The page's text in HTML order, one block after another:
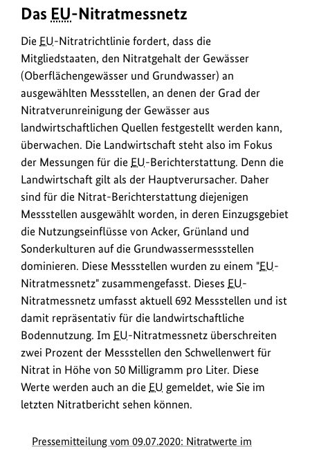
Das EU-Nitratmessnetz
Die EU-Nitratrichtlinie fordert, dass die
Mitgliedstaaten, den Nitratgehalt der Gewässer
(Oberflächengewässer und Grundwasser) an
ausgewählten Messstellen, an denen der Grad der
Nitratverunreinigung der Gewässer aus
landwirtschaftlichen Quellen festgestellt werden kann,
überwachen. Die Landwirtschaft steht also im Fokus
der Messungen für die EU-Berichterstattung. Denn die
Landwirtschaft gilt als der Hauptverursacher. Daher
sind für die Nitrat-Berichterstattung diejenigen
Messstellen ausgewählt worden, in deren Einzugsgebiet
die Nutzungseinflüsse von Acker, Grünland und
Sonderkulturen auf die Grundwassermessstellen
dominieren. Diese Messstellen wurden zu einem "EU-
Nitratmessnetz" zusammengefasst. Dieses EU-
Nitratmessnetz umfasst aktuell 692 Messstellen und ist
damit repräsentativ für die landwirtschaftliche
Bodennutzung. Im EU-Nitratmessnetz überschreiten
zwei Prozent der Messstellen den Schwellenwert für
Nitrat in Höhe von 50 Milligramm pro Liter. Diese
Werte werden auch an die EU gemeldet, wie Sie im
letzten Nitratbericht sehen können.
Pressemitteilung vom 09.07.2020: Nitratwerte im